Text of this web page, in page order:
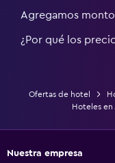
Agregamos
¿Por qué los
Ofertas de hotel
Hoteles en
Nuestra empresa